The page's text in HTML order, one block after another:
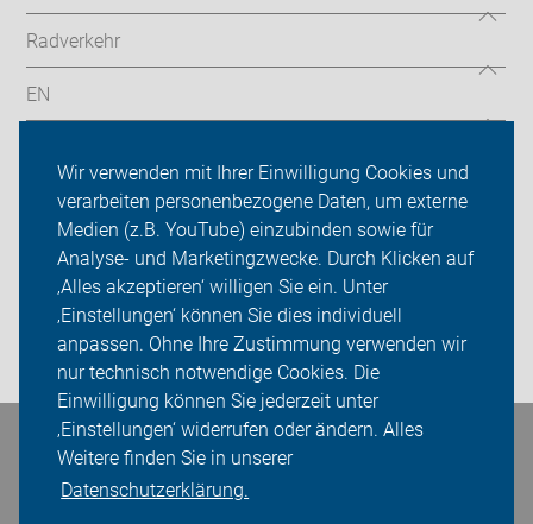
Wir verwenden mit Ihrer Einwilligung Cookies und
verarbeiten personenbezogene Daten, um externe
Medien (z.B. YouTube) einzubinden sowie für
Analyse- und Marketingzwecke. Durch Klicken auf
‚Alles akzeptieren‘ willigen Sie ein. Unter
‚Einstellungen‘ können Sie dies individuell
anpassen. Ohne Ihre Zustimmung verwenden wir
nur technisch notwendige Cookies. Die
Einwilligung können Sie jederzeit unter
‚Einstellungen‘ widerrufen oder ändern. Alles
Weitere finden Sie in unserer
Datenschutzerklärung.
Radverkehr
EN
ADFC Köln
Sei dabei
Presse
Bleiben Sie in Kontakt